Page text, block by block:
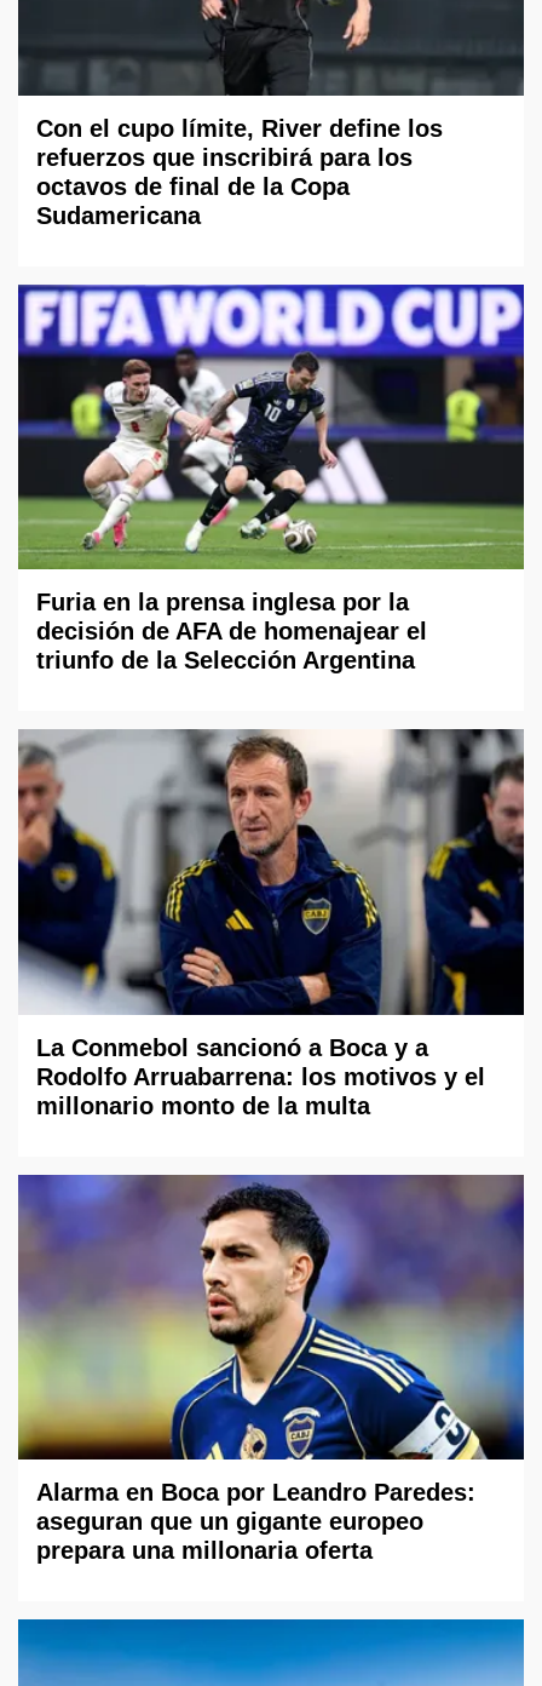
Con el cupo límite, River define los
refuerzos que inscribirá para los
octavos de final de la Copa
Sudamericana
Furia en la prensa inglesa por la
decisión de AFA de homenajear el
triunfo de la Selección Argentina
La Conmebol sancionó a Boca y a
Rodolfo Arruabarrena: los motivos y el
millonario monto de la multa
Alarma en Boca por Leandro Paredes:
aseguran que un gigante europeo
prepara una millonaria oferta